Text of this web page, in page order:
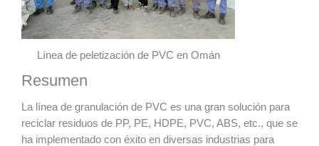
Línea de peletización de PVC en Omán
Resumen
La línea de granulación de PVC es una gran solución para
reciclar residuos de PP, PE, HDPE, PVC, ABS, etc., que se
ha implementado con éxito en diversas industrias para